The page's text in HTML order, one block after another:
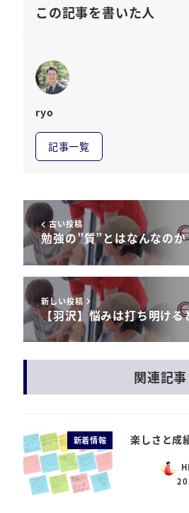
この記事を書いた人
ryo
記事一覧
古い投稿
勉強の”質”とはなんなのか
新しい投稿
【羽沢】悩みは打ち明ける
関連記事
新着情報 楽しさと成